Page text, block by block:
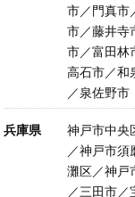
市／門真市
市／藤井寺
市／富田林
高石市／和
／泉佐野市
兵庫県
神戸市中央
／神戸市
灘区／神戸
／三田市／